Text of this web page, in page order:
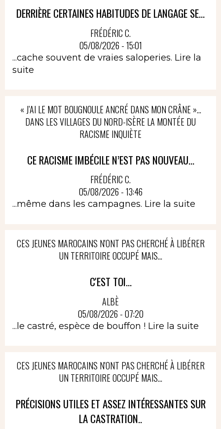
DERRIÈRE CERTAINES HABITUDES DE LANGAGE SE...
FRÉDÉRIC C.
05/08/2026 - 15:01
...cache souvent de vraies saloperies. Lire la
suite
« J’AI LE MOT BOUGNOULE ANCRÉ DANS MON CRÂNE »…
DANS LES VILLAGES DU NORD-ISÈRE LA MONTÉE DU
RACISME INQUIÈTE
CE RACISME IMBÉCILE N’EST PAS NOUVEAU...
FRÉDÉRIC C.
05/08/2026 - 13:46
...même dans les campagnes. Lire la suite
CES JEUNES MAROCAINS N'ONT PAS CHERCHÉ À LIBÉRER
UN TERRITOIRE OCCUPÉ MAIS...
C'EST TOI...
ALBÈ
05/08/2026 - 07:20
...le castré, espèce de bouffon ! Lire la suite
CES JEUNES MAROCAINS N'ONT PAS CHERCHÉ À LIBÉRER
UN TERRITOIRE OCCUPÉ MAIS...
PRÉCISIONS UTILES ET ASSEZ INTÉRESSANTES SUR
LA CASTRATION..